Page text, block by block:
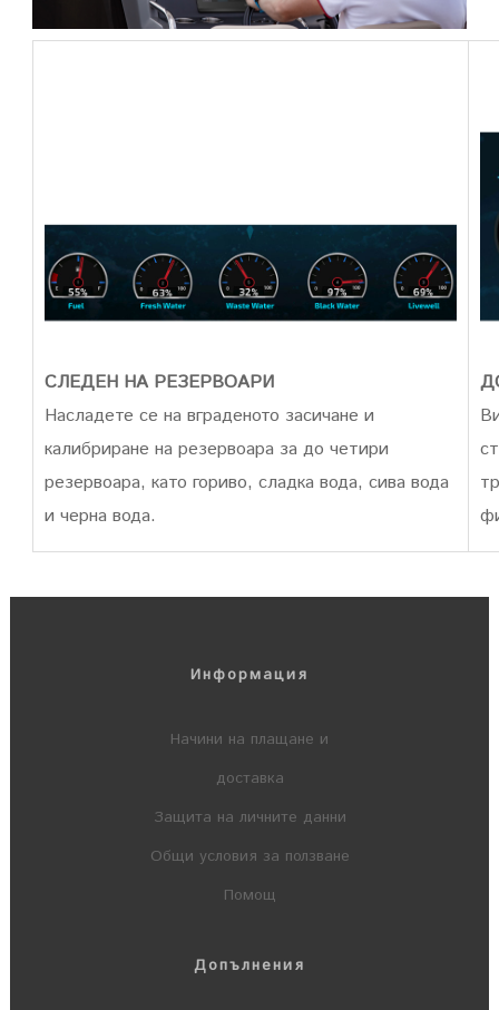
СЛЕДЕН НА РЕЗЕРВОАРИ
Насладете се на вграденото засичане и
калибриране на резервоара за до четири
резервоара, като гориво, сладка вода, сива вода
и черна вода.
Информация
Начини на плащане и
доставка
Защита на личните данни
Общи условия за ползване
Помощ
Допълнения